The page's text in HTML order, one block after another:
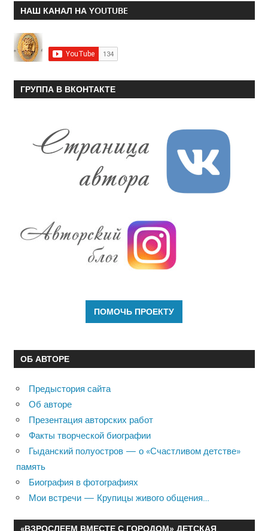
НАШ КАНАЛ НА YOUTUBE
ГРУППА В ВКОНТАКТЕ
ОБ АВТОРЕ
Предыстория сайта
Об авторе
Презентация авторских работ
Факты творческой биографии
Гыданский полуостров — о «Счастливом детстве»
память
Биография в фотографиях
Мои встречи — Крупицы живого общения…
«ВЗРОСЛЕЕМ ВМЕСТЕ С ГОРОДОМ» ДЕТСКАЯ